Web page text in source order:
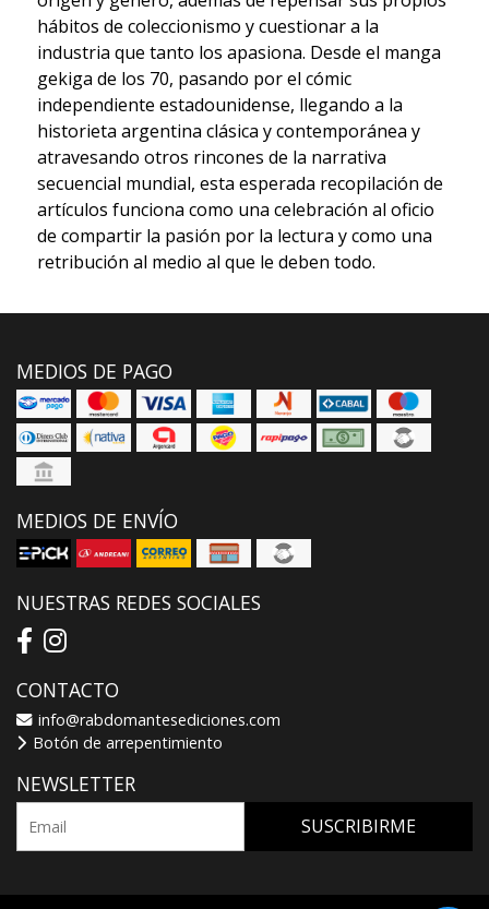
hábitos de coleccionismo y cuestionar a la
industria que tanto los apasiona. Desde el manga
gekiga de los 70, pasando por el cómic
independiente estadounidense, llegando a la
historieta argentina clásica y contemporánea y
atravesando otros rincones de la narrativa
secuencial mundial, esta esperada recopilación de
artículos funciona como una celebración al oficio
de compartir la pasión por la lectura y como una
retribución al medio al que le deben todo.
MEDIOS DE PAGO
MEDIOS DE ENVÍO
NUESTRAS REDES SOCIALES
CONTACTO
info@rabdomantesediciones.com
Botón de arrepentimiento
NEWSLETTER
SUSCRIBIRME